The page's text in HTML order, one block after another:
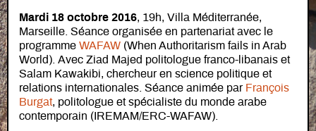
Mardi 18 octobre 2016, 19h, Villa Méditerranée,
Marseille. Séance organisée en partenariat avec le
programme WAFAW (When Authoritarism fails in Arab
World). Avec Ziad Majed politologue franco-libanais et
Salam Kawakibi, chercheur en science politique et
relations internationales. Séance animée par François
Burgat, politologue et spécialiste du monde arabe
contemporain (IREMAM/ERC-WAFAW).